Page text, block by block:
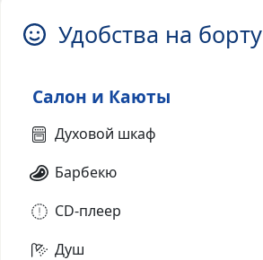
Удобства на борту
Салон и Каюты
Духовой шкаф
Барбекю
CD-плеер
Душ